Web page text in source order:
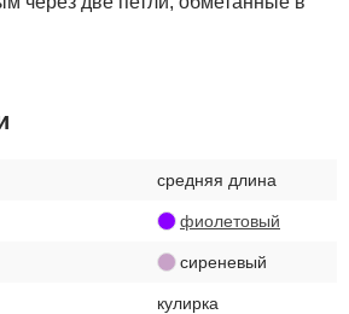
средняя длина
фиолетовый
сиреневый
кулирка